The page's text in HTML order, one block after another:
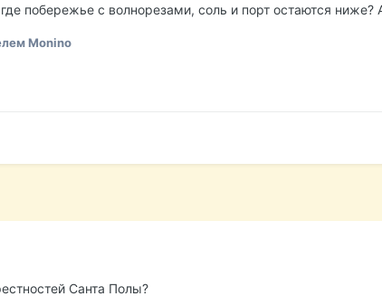
побережье с волнорезами, соль и порт остаются ниже?
Monino
Санта Полы?